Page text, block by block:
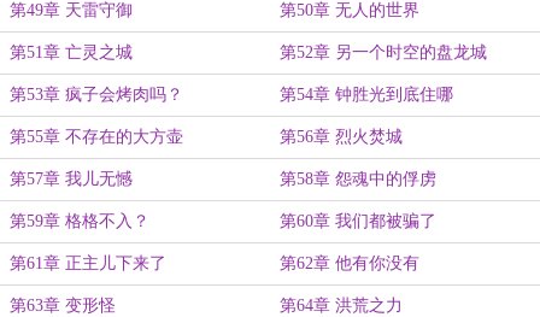
第49章 天雷守御 第50章 无人的世界
第51章 亡灵之城 第52章 另一个时空的盘龙城
第53章 疯子会烤肉吗？ 第54章 钟胜光到底住哪
第55章 不存在的大方壶 第56章 烈火焚城
第57章 我儿无憾 第58章 怨魂中的俘虏
第59章 格格不入？ 第60章 我们都被骗了
第61章 正主儿下来了 第62章 他有你没有
第63章 变形怪 第64章 洪荒之力